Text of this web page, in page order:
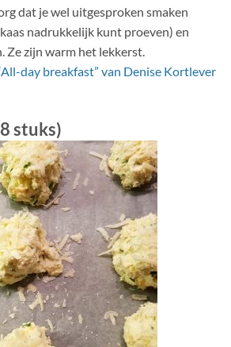
dat je wel uitgesproken smaken
nadrukkelijk kunt proeven) en
Ze zijn warm het lekkerst.
day breakfast” van Denise Kortlever
stuks)